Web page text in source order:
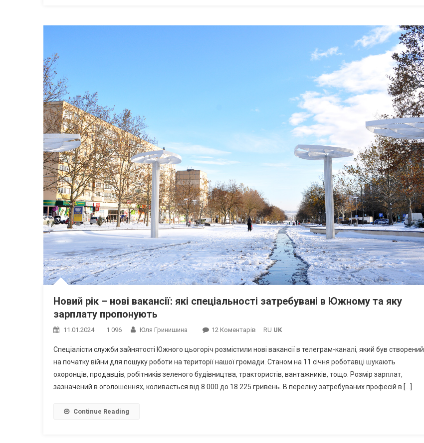
Млрд
Новий рік – нові вакансії: які спеціальності затребувані в Южному та яку
зарплату пропонують
11.01.2024 1 096 Юля Гринишина 12 Коментарів До
Рік
–
Нові
Вакансії:
RU UK
Спеціалісти служби зайнятості Южного цьогоріч розмістили нові вакансії в телеграм-каналі, який був створений
на початку війни для пошуку роботи на території нашої громади. Станом на 11 січня роботавці шукають
охоронців, продавців, робітників зеленого будівництва, трактористів, вантажників, тощо. Розмір зарплат,
зазначений в оголошеннях, коливається від 8 000 до 18 225 гривень. В переліку затребуваних професій в […]
Continue Reading